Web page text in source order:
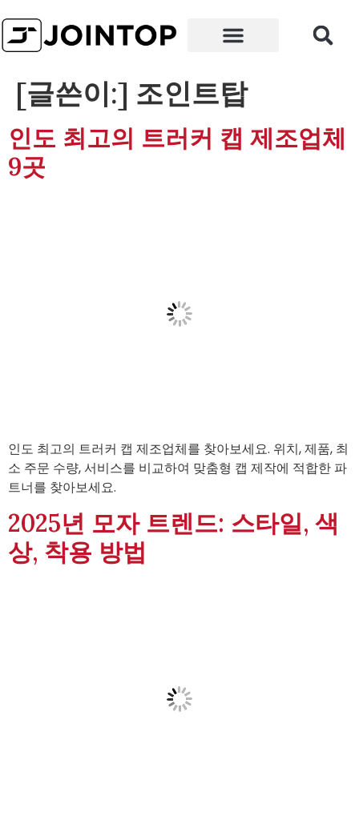
[글쓴이:] 조인트탑
인도 최고의 트러커 캡 제조업체
9곳
인도 최고의 트러커 캡 제조업체를 찾아보세요. 위치, 제품, 최
소 주문 수량, 서비스를 비교하여 맞춤형 캡 제작에 적합한 파
트너를 찾아보세요.
2025년 모자 트렌드: 스타일, 색
상, 착용 방법